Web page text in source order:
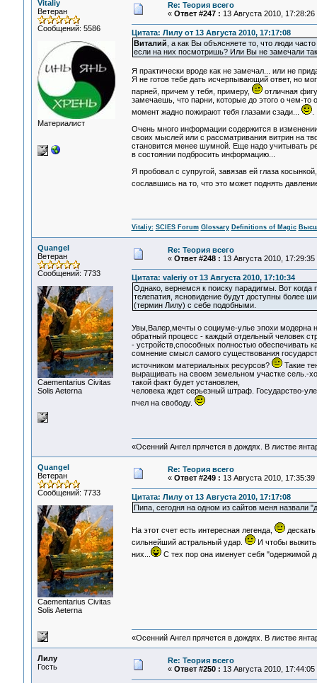
Vitaliy
Ветеран
Сообщений: 5586
Материалист
Re: Теория всего
« Ответ #247 : 13 Августа 2010, 17:28:26
Цитата: Лилу от 13 Августа 2010, 17:17:08
Виталий , а как Вы объясняете то, что люди
если на них посмотришь? Или Вы не замечали
Я практически вроде как не замечал... или не
Я не готов тебе дать исчерпывающий ответ, но
парней, причем у тебя, примеру,
отличная
замечаешь, что парни, которые до этого о чем-то
момент жадно пожирают тебя глазами сзади...
.
Очень много информации содержится в
своих мыслей или с рассматривания витрин на
становится менее шумной. Еще надо учитывать
в состоянии подбросить информацию...
Я пробовал с супругой, завязав ей глаза
сославшись на то, что это может поднять
Vitaliy: SCIES Forum Glossary Definitions of Magic
Quangel
Ветеран
Сообщений: 7733
Сaementarius Civitas
Solis Aeterna
Re: Теория всего
« Ответ #248 : 13 Августа 2010, 17:29:35
Цитата: valeriy от 13 Августа 2010, 17:10:34
Однако, вернемся к поиску парадигмы. Вот
телепатия, ясновидение будут доступны более
(термин Лилу) с себе подобными.
Увы,Валер,мечты о социуме-улье эпохи модерна
обратный процесс - каждый отдельный человек
- устройств,способных полностью обеспечивать
сомнение смысл самого существования
источником материальных ресурсов?
Такие
выращивать на своем земельном участке сель.-
такой факт будет установлен,
человека ждет серьезный штраф. Государство-
пчел на свободу.
«Осенний Ангел прячется в дождях. В листве
Quangel
Ветеран
Сообщений: 7733
Сaementarius Civitas
Solis Aeterna
Re: Теория всего
« Ответ #249 : 13 Августа 2010, 17:35:39
Цитата: Лилу от 13 Августа 2010, 17:17:08
Пипа, сегодня на одном из сайтов меня назвали
На этот счет есть интересная легенда,
дескать
сильнейший астральный удар.
И чтобы
них...
С тех пор она именует себя "одержимой
«Осенний Ангел прячется в дождях. В листве
Лилу
Гость
Re: Теория всего
« Ответ #250 : 13 Августа 2010, 17:44:05